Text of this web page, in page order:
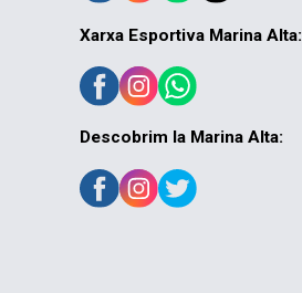
Xarxa Esportiva Marina Alta:
Descobrim la Marina Alta: